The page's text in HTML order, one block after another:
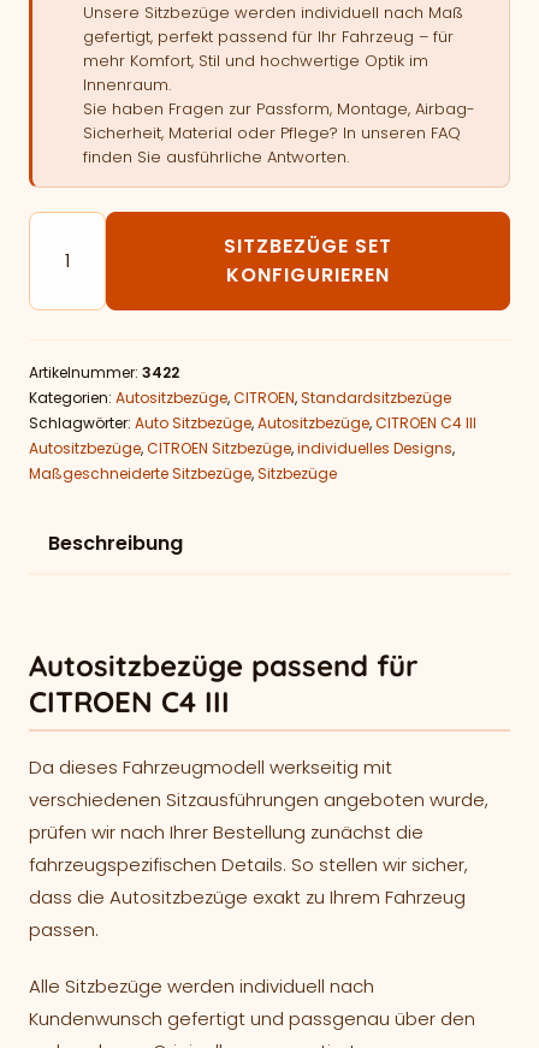
Unsere Sitzbezüge werden individuell nach Maß
gefertigt, perfekt passend für Ihr Fahrzeug – für
mehr Komfort, Stil und hochwertige Optik im
Innenraum.
Sie haben Fragen zur Passform, Montage, Airbag-
Sicherheit, Material oder Pflege? In unseren FAQ
finden Sie ausführliche Antworten.
Autositzbezüge passend für CITROEN C4 III Menge
SITZBEZÜGE SET
KONFIGURIEREN
Artikelnummer: 3422
Kategorien: Autositzbezüge,CITROEN,Standardsitzbezüge
Schlagwörter: Auto Sitzbezüge,Autositzbezüge,CITROEN C4 III
Autositzbezüge,CITROEN Sitzbezüge,individuelles Designs,
Maßgeschneiderte Sitzbezüge,Sitzbezüge
Beschreibung
Autositzbezüge passend für
CITROEN C4 III
Da dieses Fahrzeugmodell werkseitig mit
verschiedenen Sitzausführungen angeboten wurde,
prüfen wir nach Ihrer Bestellung zunächst die
fahrzeugspezifischen Details. So stellen wir sicher,
dass die Autositzbezüge exakt zu Ihrem Fahrzeug
passen.
Alle Sitzbezüge werden individuell nach
Kundenwunsch gefertigt und passgenau über den